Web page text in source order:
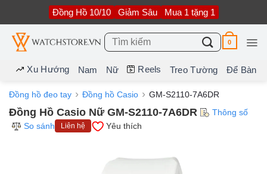
nội
dung
Đồng Hồ 10/10 Giảm Sâu Mua 1 tặng 1
Tìm
kiếm:
0
Xu Hướng Nam Nữ Reels Treo Tường Để Bàn
Đồng hồ đeo tay Đồng hồ Casio GM-S2110-7A6DR
Đồng Hồ Casio Nữ GM-S2110-7A6DR
Thông số
So sánh
Liên hệ Yêu thích